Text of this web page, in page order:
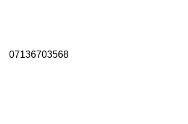
07136703568